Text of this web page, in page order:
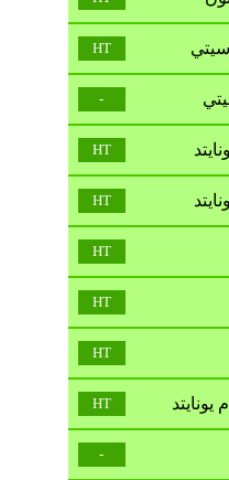
HT
-
HT
HT
HT
HT
HT
HT
-